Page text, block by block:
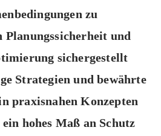
zu
Planungssicherheit und
sichergestellt
Strategien und bewährte
praxisnahen Konzepten
hohes Maß an Schutz